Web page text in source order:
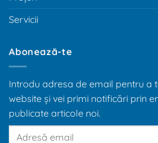
Servicii
Abonează-te
Introdu adresa de email pentru a
website și vei primi notificări prin
publicate articole noi.